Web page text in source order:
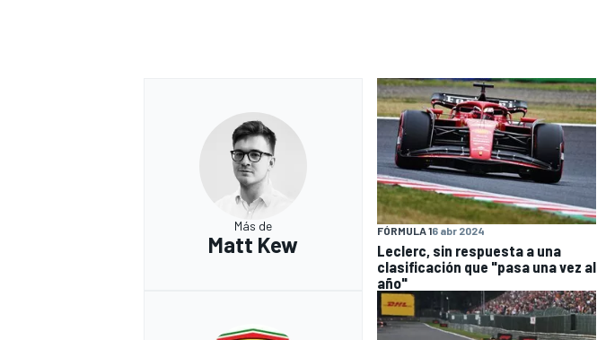
Más de
Matt Kew
FÓRMULA 16 abr 2024
Leclerc, sin respuesta a una
clasificación que "pasa una vez al
año"